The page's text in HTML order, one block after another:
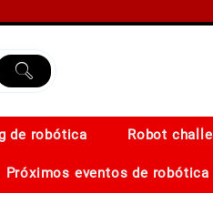
de robótica Robot
Próximos eventos de robótica